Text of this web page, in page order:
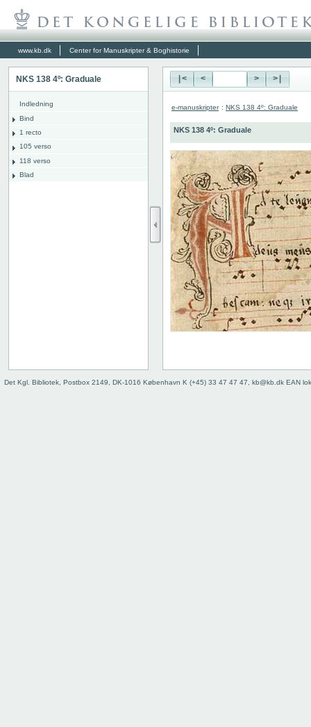
www.kb.dk Center for Manuskripter & Boghistorie
NKS 138 4º: Graduale
Indledning
Bind
1 recto
105 verso
118 verso
Blad
|< < > >|
e-manuskripter : NKS 138 4º: Graduale
NKS 138 4º: Graduale
Det Kgl. Bibliotek, Postbox 2149, DK-1016 København K (+45) 33 47 47 47, kb@kb.dk EAN